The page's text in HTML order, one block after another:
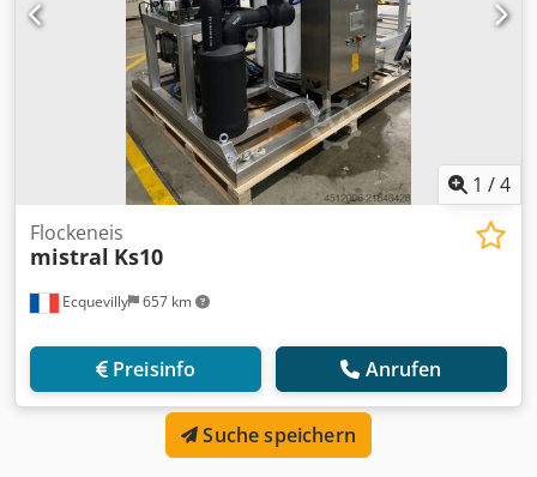
1 /4
Ecquevilly 657 km
Flockeneis
mistral Ks10
Preisinfo Anrufen
Suche speichern